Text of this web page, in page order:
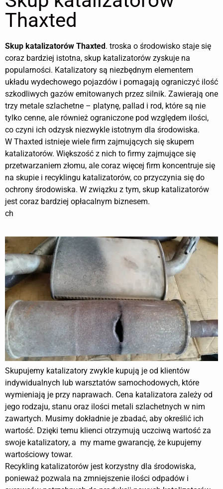
Thaxted
Skup katalizatorów Thaxted. troska o środowisko staje się
coraz bardziej istotna, skup katalizatorów zyskuje na
popularności. Katalizatory są niezbędnym elementem
układu wydechowego pojazdów i pomagają ograniczyć ilość
szkodliwych gazów emitowanych przez silnik. Zawierają one
trzy metale szlachetne – platynę, pallad i rod, które są nie
tylko cenne, ale również ograniczone pod względem ilości,
co czyni ich odzysk niezwykle istotnym dla środowiska.
W Thaxted istnieje wiele firm zajmujących się skupem
katalizatorów. Większość z nich to firmy zajmujące się
przetwarzaniem złomu, ale coraz więcej firm koncentruje się
na skupie i recyklingu katalizatorów, co przyczynia się do
ochrony środowiska. W związku z tym, skup katalizatorów
jest coraz bardziej opłacalnym biznesem.
ch
Skupujemy katalizatory zwykle kupują je od klientów
indywidualnych lub warsztatów samochodowych, które
wymieniają je przy naprawach. Cena katalizatora zależy od
jego rodzaju, stanu oraz ilości metali szlachetnych w nim
zawartych. Musimy dokładnie je zbadać, aby określić ich
wartość. Dzięki temu klienci otrzymują uczciwą wartość za
swoje katalizatory, a my mame gwarancję, że kupujemy
wartościowy towar.
Recykling katalizatorów jest korzystny dla środowiska,
ponieważ pozwala na zmniejszenie ilości odpadów i